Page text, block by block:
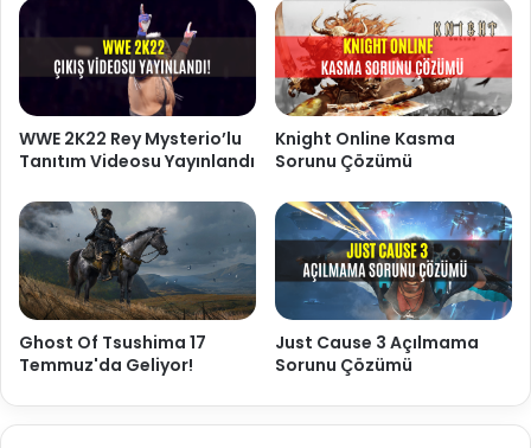
WWE 2K22 Rey Mysterio’lu
Tanıtım Videosu Yayınlandı
Knight Online Kasma
Sorunu Çözümü
Ghost Of Tsushima 17
Temmuz'da Geliyor!
Just Cause 3 Açılmama
Sorunu Çözümü